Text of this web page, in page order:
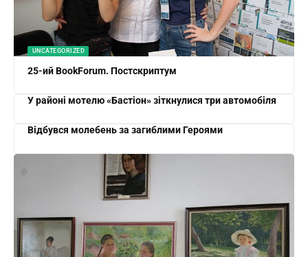
UNCATEGORIZED
25-ий BookForum. Постскриптум
У районі мотелю «Бастіон» зіткнулися три автомобіля
Відбувся молебень за загиблими Героями